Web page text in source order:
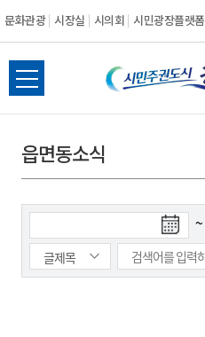
문화관광 시장실 시의회 시민광장플랫폼
시
민
권
도
시
전
체
뉴
열
읍면동소식
색
시
~